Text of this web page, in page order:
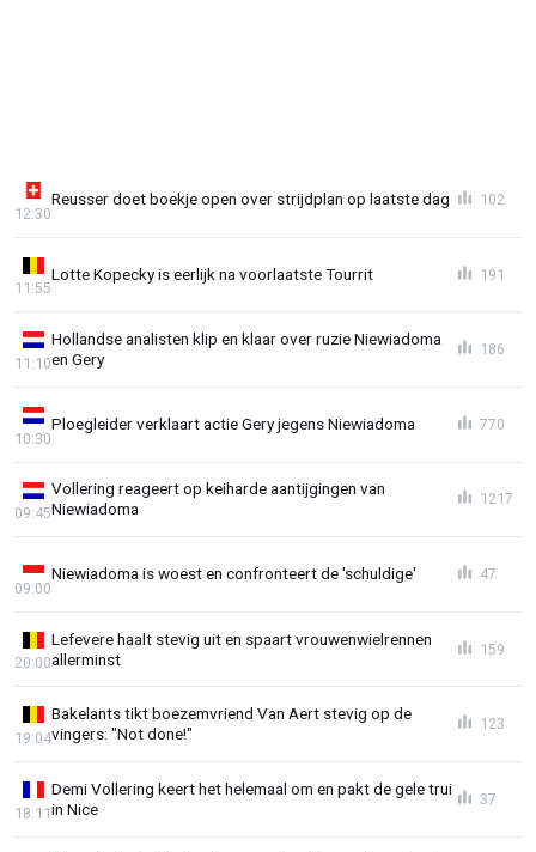
Reusser doet boekje open over strijdplan op laatste dag
12:30
102
Lotte Kopecky is eerlijk na voorlaatste Tourrit
11:55
191
Hollandse analisten klip en klaar over ruzie Niewiadoma
en Gery
11:10
186
Ploegleider verklaart actie Gery jegens Niewiadoma
10:30
770
Vollering reageert op keiharde aantijgingen van
Niewiadoma
09:45
1217
Niewiadoma is woest en confronteert de 'schuldige'
09:00
47
Lefevere haalt stevig uit en spaart vrouwenwielrennen
allerminst
20:00
159
Bakelants tikt boezemvriend Van Aert stevig op de
vingers: "Not done!"
19:04
123
Demi Vollering keert het helemaal om en pakt de gele trui
in Nice
18:11
37